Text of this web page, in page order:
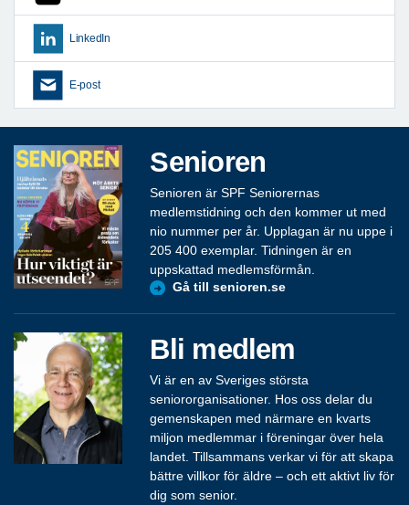
LinkedIn
E-post
Senioren
Senioren är SPF Seniorernas
medlemstidning och den kommer ut med
nio nummer per år. Upplagan är nu uppe i
205 400 exemplar. Tidningen är en
uppskattad medlemsförmån.
Gå till senioren.se
Bli medlem
Vi är en av Sveriges största
seniororganisationer. Hos oss delar du
gemenskapen med närmare en kvarts
miljon medlemmar i föreningar över hela
landet. Tillsammans verkar vi för att skapa
bättre villkor för äldre – och ett aktivt liv för
dig som senior.